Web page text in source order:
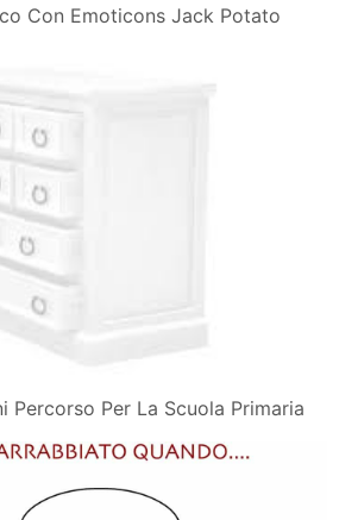
Con Emoticons Jack Potato
Percorso Per La Scuola Primaria